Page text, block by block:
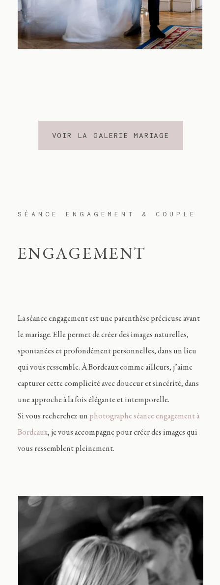
VOIR LA GALERIE MARIAGE
SÉANCE ENGAGEMENT & COUPLE
ENGAGEMENT
La séance engagement est une parenthèse précieuse avant
le mariage. Elle permet de créer des images naturelles,
spontanées et profondément personnelles, dans un lieu
qui vous ressemble. À Bordeaux comme ailleurs, j’aime
capturer cette complicité avec douceur et sincérité, dans
une approche à la fois élégante et intemporelle.
Si vous recherchez un photographe séance engagement à
Bordeaux, je vous accompagne pour créer des images qui
vous ressemblent pleinement.